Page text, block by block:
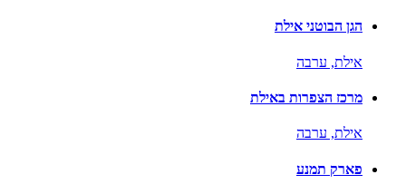
הגן הבוטני אילת
אילת, ערבה
מרכז הצפרות באילת
אילת, ערבה
פארק תמנע